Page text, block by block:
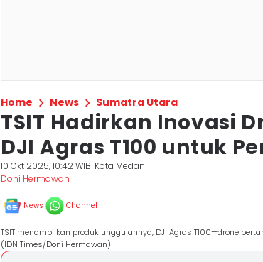
Home News Sumatra Utara
TSIT Hadirkan Inovasi
DJI Agras T100 untuk
10 Okt 2025, 10:42 WIB Kota Medan
Doni Hermawan
News Channel
TSIT menampilkan produk unggulannya, DJI Agras T100—drone
(IDN Times/Doni Hermawan)